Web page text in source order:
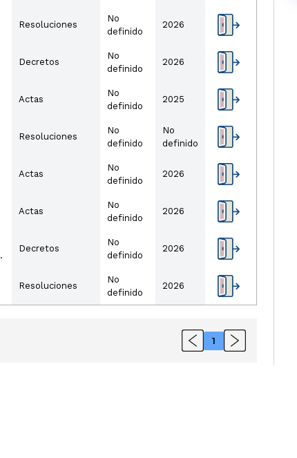
Resoluciones
No
definido
2026
Decretos
No
definido
2026
Actas
No
definido
2025
Resoluciones
No
definido
No
definido
Actas
No
definido
2026
Actas
No
definido
2026
Decretos
No
definido
2026
Resoluciones
No
definido
2026
1